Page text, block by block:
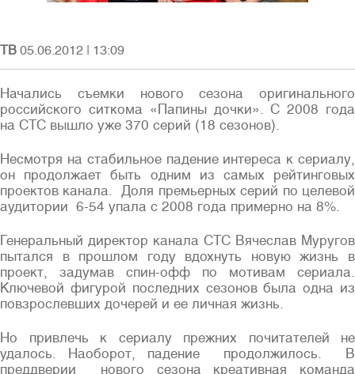
Полная версия сайта
ТВ 05.06.2012 | 13:09
Начались съемки нового сезона оригинального
российского ситкома «Папины дочки». С 2008 года
на СТС вышло уже 370 серий (18 сезонов).
Несмотря на стабильное падение интереса к сериалу,
он продолжает быть одним из самых рейтинговых
проектов канала. Доля премьерных серий по целевой
аудитории 6-54 упала с 2008 года примерно на 8%.
Генеральный директор канала СТС Вячеслав Муругов
пытался в прошлом году вдохнуть новую жизнь в
проект, задумав спин-офф по мотивам сериала.
Ключевой фигурой последних сезонов была одна из
повзрослевших дочерей и ее личная жизнь.
Но привлечь к сериалу прежних почитателей не
удалось. Наоборот, падение продолжилось. В
преддверии нового сезона креативная команда